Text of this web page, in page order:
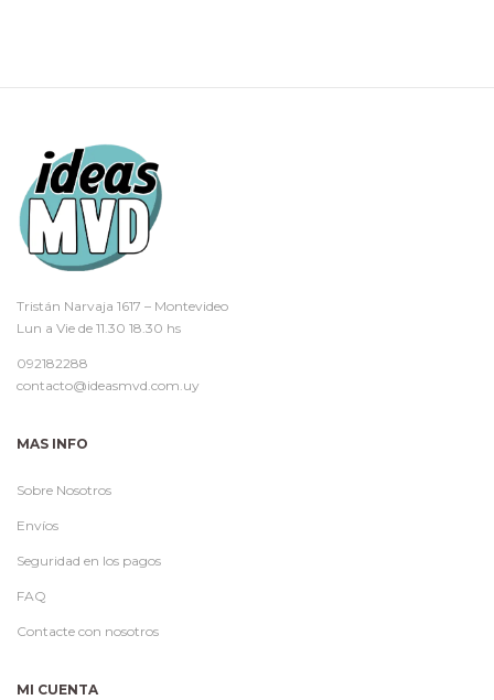
Tristán Narvaja 1617 – Montevideo
Lun a Vie de 11.30 18.30 hs
092182288
contacto@ideasmvd.com.uy
MAS INFO
Sobre Nosotros
Envíos
Seguridad en los pagos
FAQ
Contacte con nosotros
MI CUENTA